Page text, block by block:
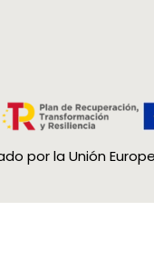
por la Unión